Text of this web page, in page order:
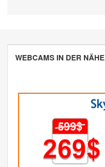
WEBCAMS IN DER NÄHE